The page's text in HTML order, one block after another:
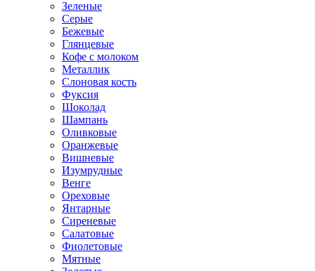
Зеленые
Серые
Бежевые
Глянцевые
Кофе с молоком
Металлик
Слоновая кость
Фуксия
Шоколад
Шампань
Оливковые
Оранжевые
Вишневые
Изумрудные
Венге
Ореховые
Янтарные
Сиреневые
Салатовые
Фиолетовые
Мятные